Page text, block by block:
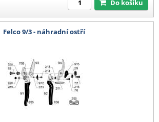
Do košíku
Felco 9/3 - náhradní ostří